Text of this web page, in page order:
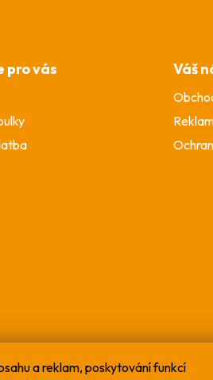
a reklam, poskytování funkcí
pro vás Váš